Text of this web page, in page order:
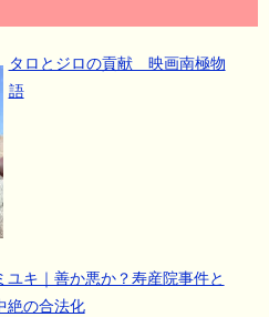
タロとジロの貢献 映画南極物
語
ユキ｜善か悪か？寿産院事件と
絶の合法化